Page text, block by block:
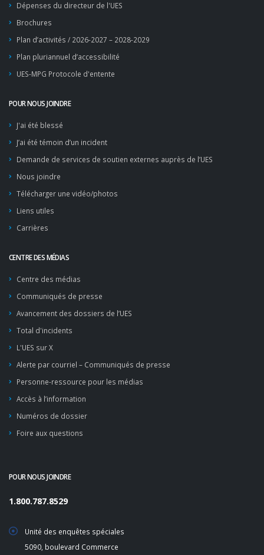
Dépenses du directeur de l'UES
Brochures
Plan d’activités / 2026-2027 – 2028-2029
Plan pluriannuel d’accessibilité
UES-MPG Protocole d'entente
POUR NOUS JOINDRE
J'ai été blessé
J’ai été témoin d’un incident
Demande de services de soutien externes auprès de l’UES
Nous joindre
Télécharger une vidéo/photos
Liens utiles
Carrières
CENTRE DES MÉDIAS
Centre des médias
Communiqués de presse
Avancement des dossiers de l’UES
Total d'incidents
L'UES sur X
Alerte par courriel – Communiqués de presse
Personne-ressource pour les médias
Accès à l’information
Numéros de dossier
Foire aux questions
POUR NOUS JOINDRE
1.800.787.8529
Unité des enquêtes spéciales
5090, boulevard Commerce